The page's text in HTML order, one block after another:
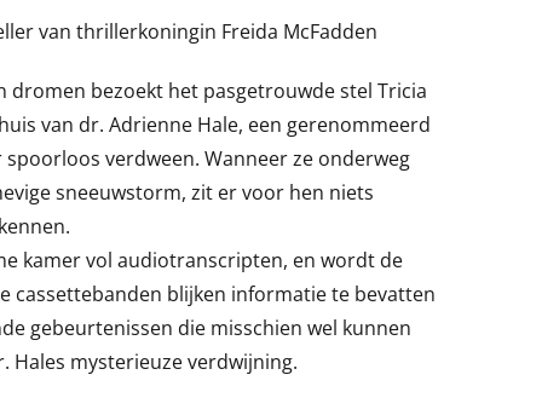
van thrillerkoningin Freida McFadden
dromen bezoekt het pasgetrouwde stel Tricia
van dr. Adrienne Hale, een gerenommeerd
verdween. Wanneer ze onderweg
sneeuwstorm, zit er voor hen niets
kamer vol audiotranscripten, en wordt de
cassettebanden blijken informatie te bevatten
gebeurtenissen die misschien wel kunnen
Hales mysterieuze verdwijning.